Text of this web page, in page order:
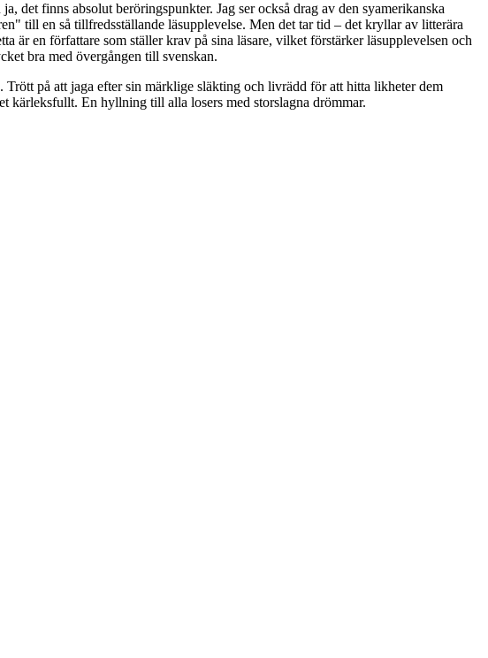
ja, det finns absolut beröringspunkter. Jag ser också drag av den syamerikanska
till en så tillfredsställande läsupplevelse. Men det tar tid – det kryllar av litterära
är en författare som ställer krav på sina läsare, vilket förstärker läsupplevelsen och
bra med övergången till svenskan.
på att jaga efter sin märklige släkting och livrädd för att hitta likheter dem
kärleksfullt. En hyllning till alla losers med storslagna drömmar.